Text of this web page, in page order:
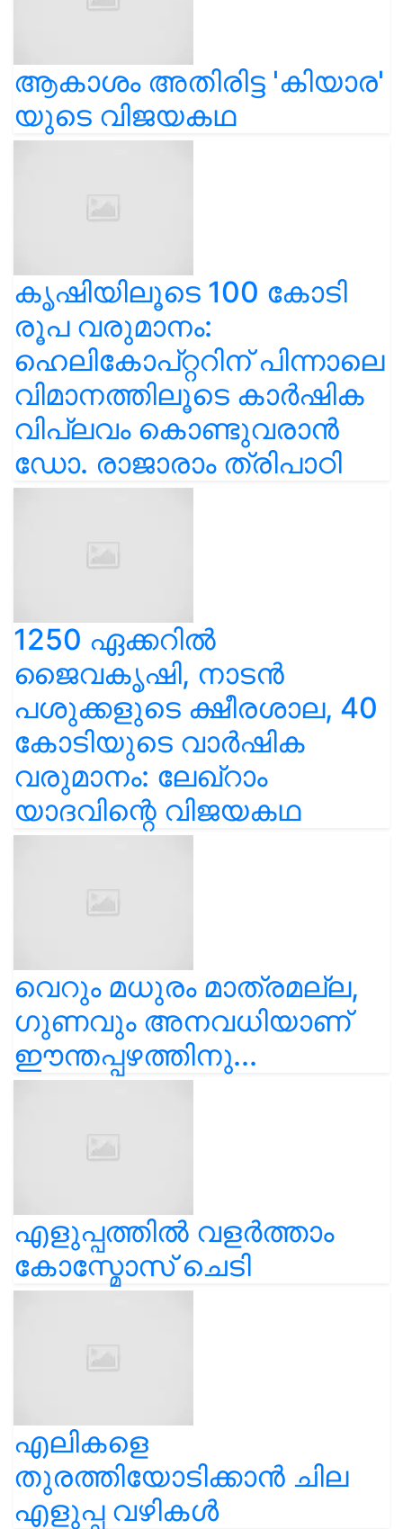
ആകാശം അതിരിട്ട 'കിയാര'
യുടെ വിജയകഥ
കൃഷിയിലൂടെ 100 കോടി
രൂപ വരുമാനം:
ഹെലികോപ്റ്ററിന് പിന്നാലെ
വിമാനത്തിലൂടെ കാർഷിക
വിപ്ലവം കൊണ്ടുവരാൻ
ഡോ. രാജാരാം ത്രിപാഠി
1250 ഏക്കറിൽ
ജൈവകൃഷി, നാടൻ
പശുക്കളുടെ ക്ഷീരശാല, 40
കോടിയുടെ വാർഷിക
വരുമാനം: ലേഖ്‌റാം
യാദവിന്റെ വിജയകഥ
വെറും മധുരം മാത്രമല്ല,
ഗുണവും അനവധിയാണ്
ഈന്തപ്പഴത്തിനു...
എളുപ്പത്തിൽ വളർത്താം
കോസ്മോസ് ചെടി
എലികളെ
തുരത്തിയോടിക്കാൻ ചില
എളുപ്പ വഴികൾ